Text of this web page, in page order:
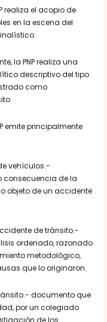
realiza el acopio de
en la escena del
la PNP realiza una
descriptivo del tipo
como
emite principalmente
vehículos.-
consecuencia de la
objeto de un accidente
de tránsito.-
ordenado, razonado
metodológico,
que lo originaron.
documento que
por un colegiado
de los